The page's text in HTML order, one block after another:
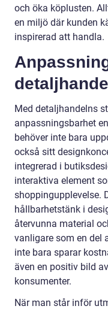
och öka köplusten.
en miljö där kunden
inspirerad att handla.
Med detaljhandelns
anpassningsbarhet
behöver inte bara
också sitt
integrerad i
interaktiva element
shoppingupplevelse.
hållbarhetstänk i
återvunna material
vanligare som en del
inte bara sparar
även en positiv bild
konsumenter.
När man står inför